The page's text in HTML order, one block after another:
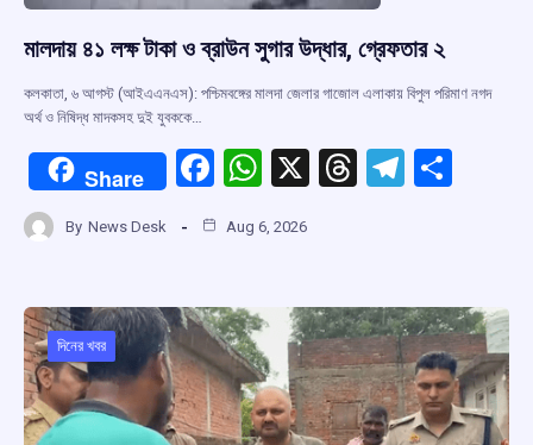
মালদায় ৪১ লক্ষ টাকা ও ব্রাউন সুগার উদ্ধার, গ্রেফতার ২
কলকাতা, ৬ আগস্ট (আইএএনএস): পশ্চিমবঙ্গের মালদা জেলার গাজোল এলাকায় বিপুল পরিমাণ নগদ
অর্থ ও নিষিদ্ধ মাদকসহ দুই যুবককে…
Share
F
ce
o
o
k
W
at
A
p
p
X
T
d
s
T
a
m
By News Desk Aug 6, 2026
দিনের খবর